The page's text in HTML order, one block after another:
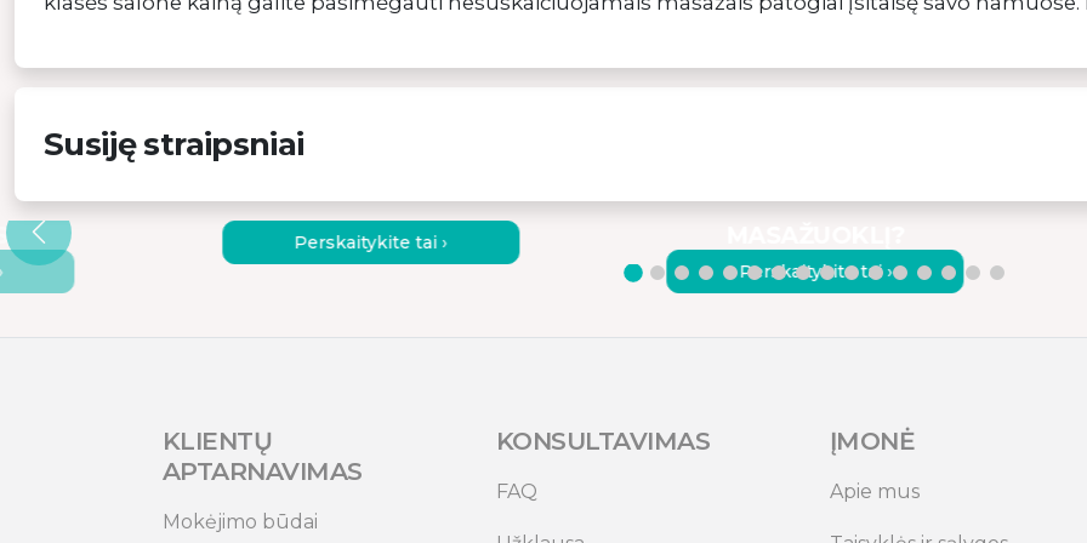
Susiję straipsniai
DU
NEŠIOJAMĄJĮ MONITORIŲ?
Perskaitykite tai ›
KOKYBIŠKĄ VIBRACINĮ
Perskaitykite tai ›
KLIENTŲ
APTARNAVIMAS
Mokėjimo būdai
KONSULTAVIMAS
FAQ
ĮMONĖ
Apie mus